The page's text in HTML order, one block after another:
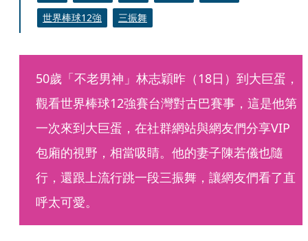
世界棒球12強
三振舞
50歲「不老男神」林志穎昨（18日）到大巨蛋，
觀看世界棒球12強賽台灣對古巴賽事，這是他第
一次來到大巨蛋，在社群網站與網友們分享VIP
包廂的視野，相當吸睛。他的妻子陳若儀也隨
行，還跟上流行跳一段三振舞，讓網友們看了直
呼太可愛。